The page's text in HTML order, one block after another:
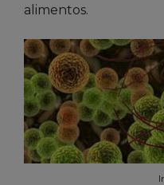
alimentos.